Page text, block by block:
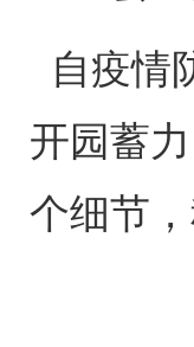
自疫情
开园蓄
个细节